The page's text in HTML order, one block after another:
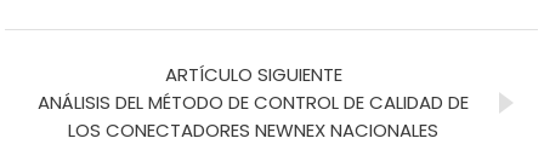
ARTÍCULO SIGUIENTE
ANÁLISIS DEL MÉTODO DE CONTROL DE CALIDAD DE
LOS CONECTADORES NEWNEX NACIONALES